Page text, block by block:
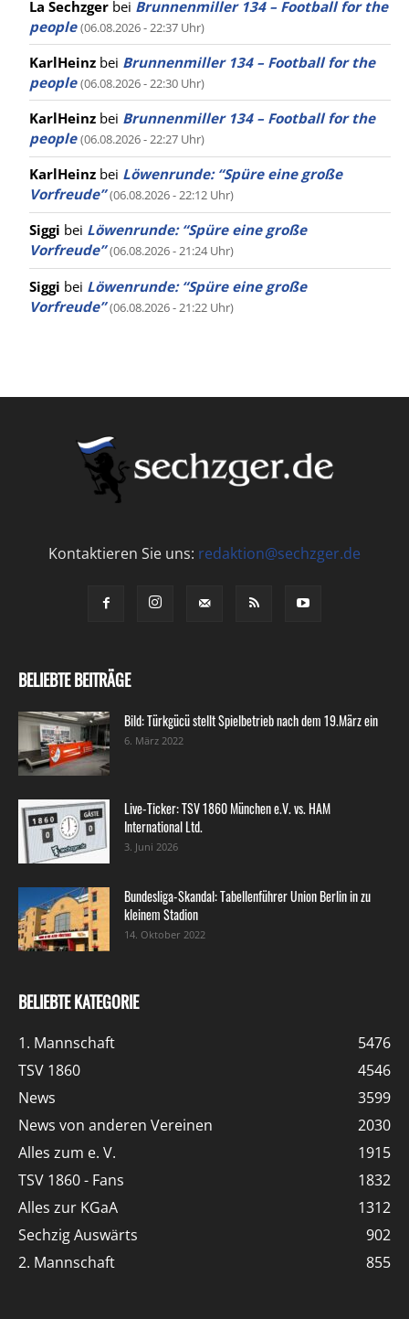
La Sechzger bei Brunnenmiller 134 – Football for the
people (06.08.2026 - 22:37 Uhr)
KarlHeinz bei Brunnenmiller 134 – Football for the
people (06.08.2026 - 22:30 Uhr)
KarlHeinz bei Brunnenmiller 134 – Football for the
people (06.08.2026 - 22:27 Uhr)
KarlHeinz bei Löwenrunde: “Spüre eine große
Vorfreude” (06.08.2026 - 22:12 Uhr)
Siggi bei Löwenrunde: “Spüre eine große
Vorfreude” (06.08.2026 - 21:24 Uhr)
Siggi bei Löwenrunde: “Spüre eine große
Vorfreude” (06.08.2026 - 21:22 Uhr)
Kontaktieren Sie uns: redaktion@sechzger.de
BELIEBTE BEITRÄGE
Bild: Türkgücü stellt Spielbetrieb nach dem 19.März ein
6. März 2022
Live-Ticker: TSV 1860 München e.V. vs. HAM
International Ltd.
3. Juni 2026
Bundesliga-Skandal: Tabellenführer Union Berlin in zu
kleinem Stadion
14. Oktober 2022
BELIEBTE KATEGORIE
1. Mannschaft
5476
TSV 1860
4546
News
3599
News von anderen Vereinen
2030
Alles zum e. V.
1915
TSV 1860 - Fans
1832
Alles zur KGaA
1312
Sechzig Auswärts
902
2. Mannschaft
855